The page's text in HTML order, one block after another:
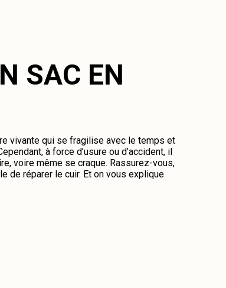
SAC EN
vivante qui se fragilise avec le temps et
à force d’usure ou d’accident, il
voire même se craque. Rassurez-vous,
de réparer le cuir. Et on vous explique